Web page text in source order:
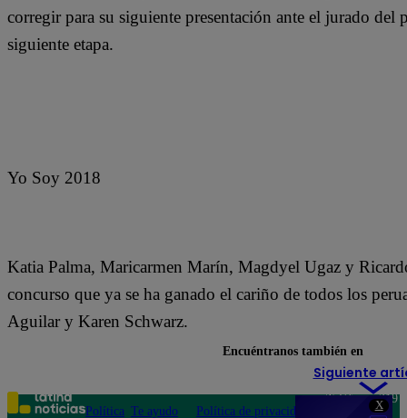
X
corregir para su siguiente presentación ante el jurado del
siguiente etapa.
Yo Soy 2018
Katia Palma, Maricarmen Marín, Magdyel Ugaz y
concurso que ya se ha ganado el cariño de todos los
Aguilar y Karen Schwarz.
Siguiente
Encuéntranos también en
Política Te ayudo Política de privacidad
Teléfono: 219